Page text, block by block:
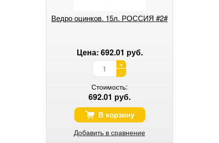
Ведро оцинков. 15л. РОССИЯ #2#
Цена: 692.01 руб.
+
-
Стоимость:
692.01 руб.
В корзину
Добавить в сравнение